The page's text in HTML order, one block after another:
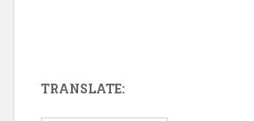
TRANSLATE: